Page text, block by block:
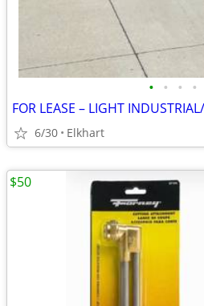
• • • •
FOR LEASE – LIGHT
6/30 Elkhart
$50